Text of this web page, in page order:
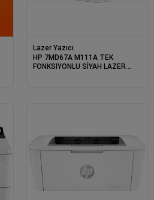
Lazer Yazıcı
HP 7MD67A M111A TEK
FONKSIYONLU SİYAH LAZER